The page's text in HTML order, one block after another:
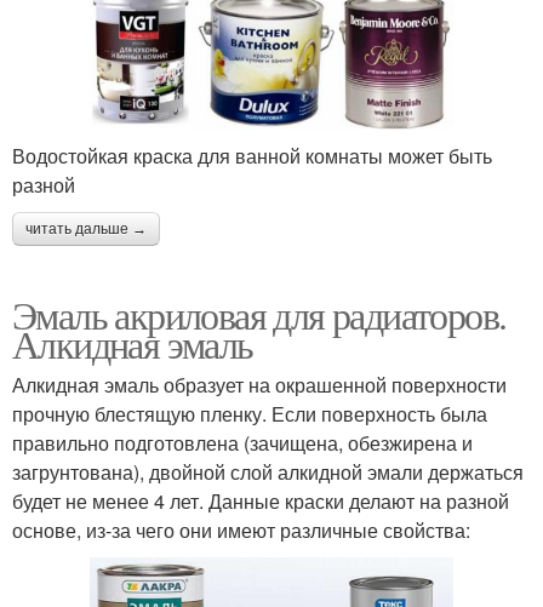
Водостойкая краска для ванной комнаты может быть
разной
читать дальше →
Эмаль акриловая для радиаторов.
Алкидная эмаль
Алкидная эмаль образует на окрашенной поверхности
прочную блестящую пленку. Если поверхность была
правильно подготовлена (зачищена, обезжирена и
загрунтована), двойной слой алкидной эмали держаться
будет не менее 4 лет. Данные краски делают на разной
основе, из-за чего они имеют различные свойства: